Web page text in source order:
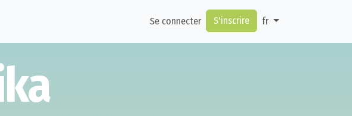
Se connecter S'inscrire fr